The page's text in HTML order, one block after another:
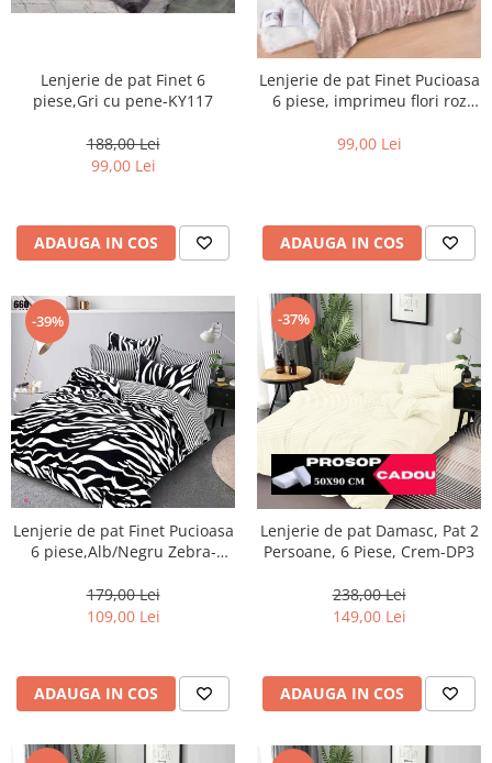
Lenjerie de pat Finet 6
piese,Gri cu pene-KY117
188,00 Lei
99,00 Lei
ADAUGA IN COS
Lenjerie de pat Finet Pucioasa
6 piese, imprimeu flori roz
99,00 Lei
ADAUGA IN COS
-39%
Lenjerie de pat Finet Pucioasa
6 piese,Alb/Negru Zebra-
179,00 Lei
109,00 Lei
ADAUGA IN COS
-37%
Lenjerie de pat Damasc, Pat 2
Persoane, 6 Piese, Crem-DP3
238,00 Lei
149,00 Lei
ADAUGA IN COS